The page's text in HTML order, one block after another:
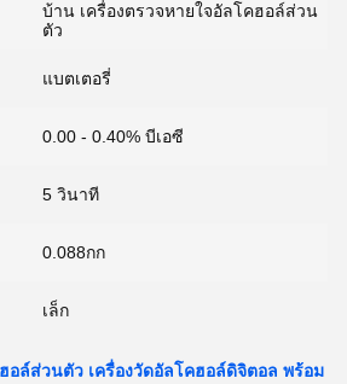
บ้าน เครื่องตรวจหายใจอัลโคฮอล์ส่วน
ตัว
แบตเตอรี่
0.00 - 0.40% บีเอซี
5 วินาที
0.088กก
เล็ก
อล์ส่วนตัว เครื่องวัดอัลโคฮอล์ดิจิตอล พร้อม